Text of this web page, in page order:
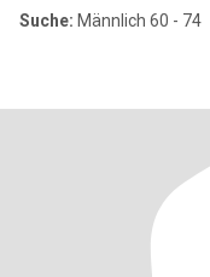
Suche: Männlich 60 - 74